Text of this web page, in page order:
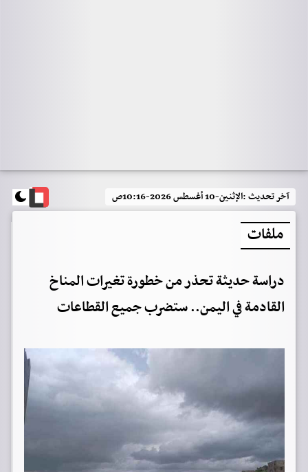
آخر تحديث :الإثنين-10 أغسطس 2026-10:16ص
ملفات
دراسة حديثة تحذر من خطورة تغيرات المناخ
القادمة في اليمن.. ستضرب جميع القطاعات